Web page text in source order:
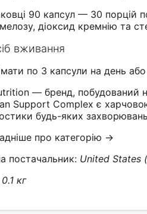
90 капсул — 30 порцій
діоксид кремнію та
вживання
по 3 капсули на день або
— бренд, побудований
Support Complex є
будь-яких
про категорію →
постачальник: United
0.1 кг